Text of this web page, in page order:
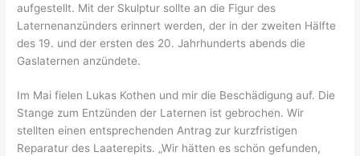
aufgestellt. Mit der Skulptur sollte an die Figur des
Laternenanzünders erinnert werden, der in der zweiten Hälfte
des 19. und der ersten des 20. Jahrhunderts abends die
Gaslaternen anzündete.
Im Mai fielen Lukas Kothen und mir die Beschädigung auf. Die
Stange zum Entzünden der Laternen ist gebrochen. Wir
stellten einen entsprechenden Antrag zur kurzfristigen
Reparatur des Laaterepits. „Wir hätten es schön gefunden,